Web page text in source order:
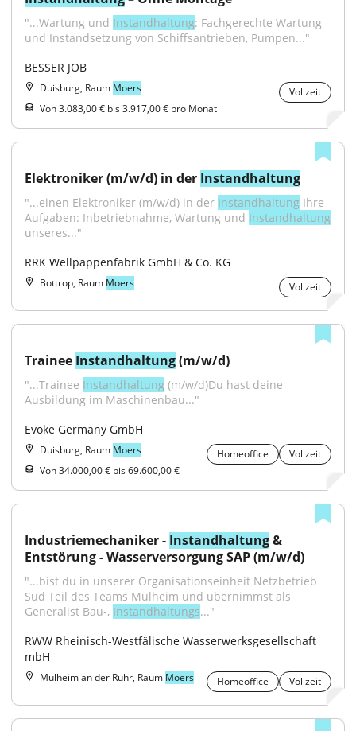
"...Wartung und Instandhaltung: Fachgerechte Wartung
und Instandsetzung von Schiffsantrieben, Pumpen..."
BESSER JOB
Duisburg, Raum Moers
Vollzeit
Von 3.083,00 € bis 3.917,00 € pro Monat
Elektroniker (m/w/d) in der Instandhaltung
"...einen Elektroniker (m/w/d) in der Instandhaltung Ihre
Aufgaben: Inbetriebnahme, Wartung und Instandhaltung
unseres..."
RRK Wellpappenfabrik GmbH & Co. KG
Bottrop, Raum Moers Vollzeit
Trainee Instandhaltung (m/w/d)
"...Trainee Instandhaltung (m/w/d)Du hast deine
Ausbildung im Maschinenbau..."
Evoke Germany GmbH
Duisburg, Raum Moers Homeoffice
Vollzeit
Von 34.000,00 € bis 69.600,00 €
Industriemechaniker - Instandhaltung &
Entstörung - Wasserversorgung SAP (m/w/d)
"...bist du in unserer Organisationseinheit Netzbetrieb
Süd Teil des Teams Mülheim und übernimmst als
Generalist Bau-, Instandhaltungs..."
RWW Rheinisch-Westfälische Wasserwerksgesellschaft
mbH
Mülheim an der Ruhr, Raum Moers Homeoffice Vollzeit